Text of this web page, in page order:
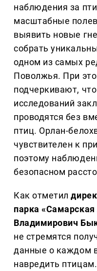
наблюдения за
масштабные
выявить новые
собрать
одном из самых
Поволжья. При
подчеркивают,
исследований
проводятся без
птиц. Орлан-
чувствителен к
поэтому
безопасном
Как отметил
парка «Самарская
Владимирович
не стремятся
данные о каждом
навредить птицам.